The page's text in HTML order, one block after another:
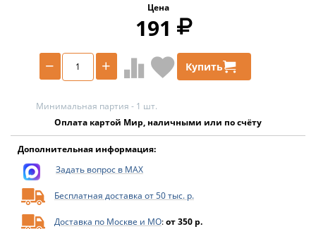
Цена
191
+
− Купить
Минимальная партия - 1 шт.
Оплата картой Мир, наличными или по счёту
Дополнительная информация:
Задать вопрос в MAX
Бесплатная доставка от 50 тыс. р.
Доставка по Москве и МО:от 350 р.